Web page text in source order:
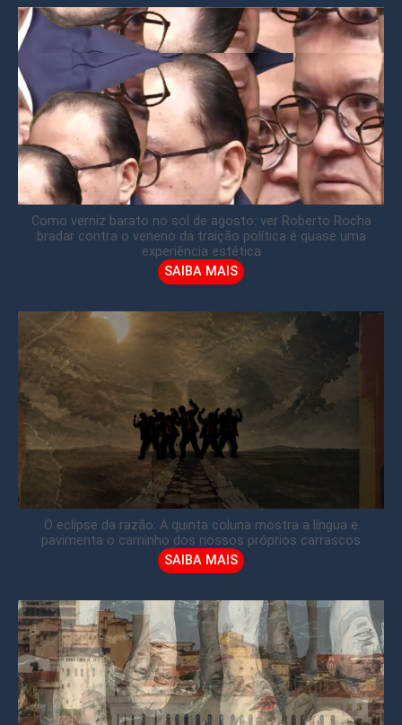
Como verniz barato no sol de agosto: ver Roberto Rocha
bradar contra o veneno da traição política é quase uma
experiência estética
SAIBA MAIS
O eclipse da razão: A quinta coluna mostra a língua e
pavimenta o caminho dos nossos próprios carrascos
SAIBA MAIS